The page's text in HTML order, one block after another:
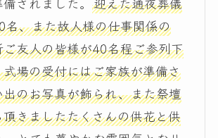
名、また故人様の仕事関係の
友人の皆様が40名程ご参列下
場の受付にはご家族が準備さ
のお写真が飾られ、また祭壇
きましたたくさんの供花と供